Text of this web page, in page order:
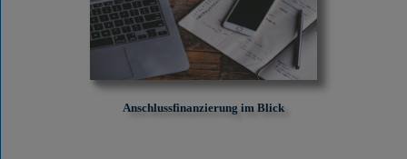
Anschlussfinanzierung im Blick